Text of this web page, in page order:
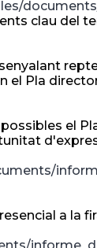
clau del
el Pla
el
a la